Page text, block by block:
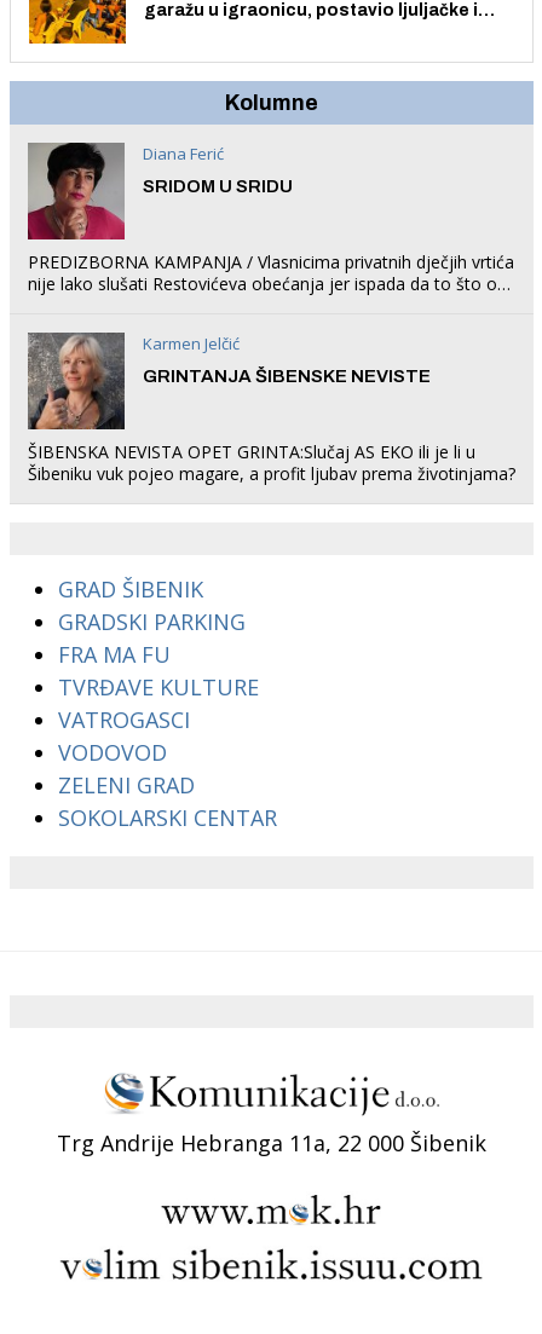
garažu u igraonicu, postavio ljuljačke i
Kolumne
Diana Ferić
SRIDOM U SRIDU
PREDIZBORNA KAMPANJA / Vlasnicima privatnih dječjih vrtića
nije lako slušati Restovićeva obećanja jer ispada da to što oni
Karmen Jelčić
GRINTANJA ŠIBENSKE NEVISTE
ŠIBENSKA NEVISTA OPET GRINTA:Slučaj AS EKO ili je li u
Šibeniku vuk pojeo magare, a profit ljubav prema životinjama?
GRAD ŠIBENIK
GRADSKI PARKING
FRA MA FU
TVRĐAVE KULTURE
VATROGASCI
VODOVOD
ZELENI GRAD
SOKOLARSKI CENTAR
Trg Andrije Hebranga 11a, 22 000 Šibenik